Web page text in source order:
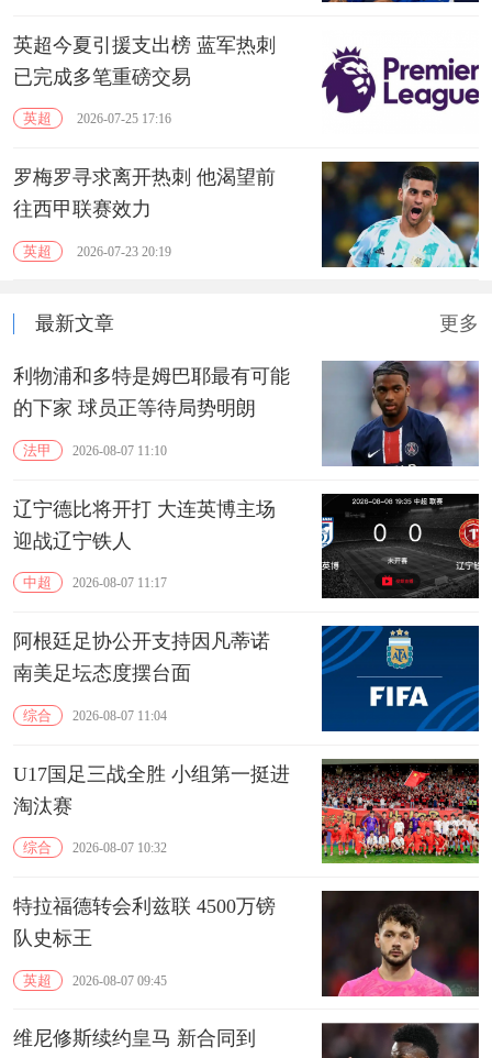
英超今夏引援支出榜 蓝军热刺
已完成多笔重磅交易
英超 2026-07-25 17:16
罗梅罗寻求离开热刺 他渴望前
往西甲联赛效力
英超 2026-07-23 20:19
最新文章 更多
利物浦和多特是姆巴耶最有可能
的下家 球员正等待局势明朗
法甲 2026-08-07 11:10
辽宁德比将开打 大连英博主场
迎战辽宁铁人
中超 2026-08-07 11:17
阿根廷足协公开支持因凡蒂诺
南美足坛态度摆台面
综合 2026-08-07 11:04
U17国足三战全胜 小组第一挺进
淘汰赛
综合 2026-08-07 10:32
特拉福德转会利兹联 4500万镑
队史标王
英超 2026-08-07 09:45
维尼修斯续约皇马 新合同到